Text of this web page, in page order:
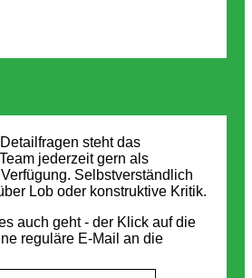
steht das
jederzeit gern als
Selbstverständlich
Lob oder konstruktive Kritik.
auch geht - der Klick auf die
reguläre E-Mail an die